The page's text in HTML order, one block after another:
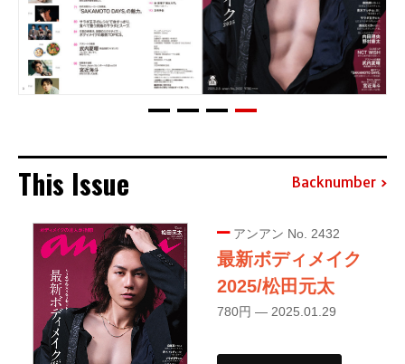
This Issue Backnumber
アンアン No. 2432
最新ボディメイク
2025/松田元太
780円 — 2025.01.29